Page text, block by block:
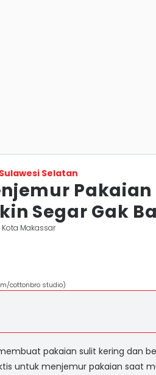
Sulawesi Selatan
Segar Gak
Kota Makassar
cottonbro studio)
pakaian sulit kering dan
untuk menjemur pakaian saat